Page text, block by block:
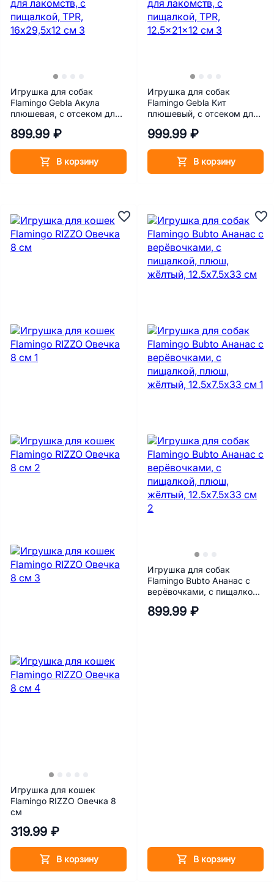
Игрушка для собак
Flamingo Gebla Акула
плюшевая, с отсеком для
TPR, 16х29,5х12 см
899.99 ₽
В корзину
Игрушка для собак
Flamingo Gebla Кит
плюшевый, с отсеком для
TPR, 12.5x21x12 см
999.99 ₽
В корзину
Игрушка для кошек
Flamingo RIZZO Овечка 8
см
319.99 ₽
В корзину
Игрушка для собак
Flamingo Bubto Ананас с
верёвочками, с пищалкой,
см
899.99 ₽
В корзину